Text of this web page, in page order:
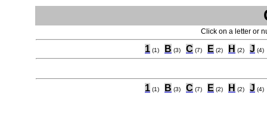
Click on a letter or
1 (1) B (3) C (7) E (2) H (2) J (4)
1 (1) B (3) C (7) E (2) H (2) J (4)